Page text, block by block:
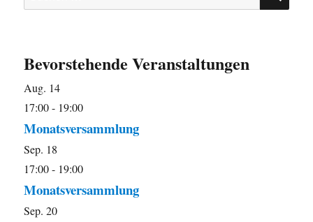
nach:
Bevorstehende Veranstaltungen
Aug. 14
17:00- 19:00
Monatsversammlung
Sep. 18
17:00- 19:00
Monatsversammlung
Sep.20